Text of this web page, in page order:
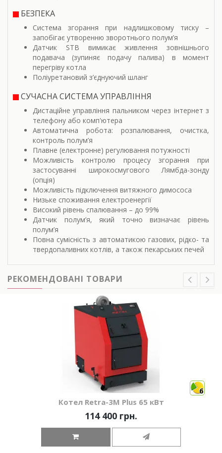
БЕЗПЕКА
Система згорання при надлишковому тиску –
запобігає утворенню зворотнього полум’я
Датчик STB вимикає живлення зовнішнього
подавача (зупиняє подачу палива) в момент
перегріву котла
Поліуретановий з’єднуючий шланг
СУЧАСНА СИСТЕМА УПРАВЛІННЯ
Дистаційне управління пальником через інтернет з
телефону або комп'ютера
Автоматична робота: розпалювання, очистка,
контроль полум’я
Плавне (електронне) регулювання потужності
Можливість контролю процесу згорання при
застосуванні широкосмугового Лямбда-зонду
(опція)
Можливість підключення витяжного димососа
Низьке споживання електроенергії
Високий рівень спалювання – до 99%
Датчик полум’я, який точно визначає рівень
полум’я
Повна сумісність з автоматикою газових, рідко- та
твердопаливних котлів, а також пекарських печей
РЕКОМЕНДОВАНІ ТОВАРИ
6
Котел Retra-3М Plus 65 кВт
114 400 грн.